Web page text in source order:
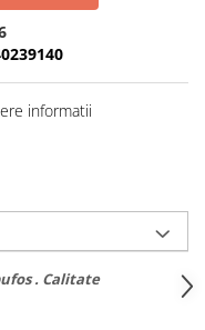
informatii
. Calitate